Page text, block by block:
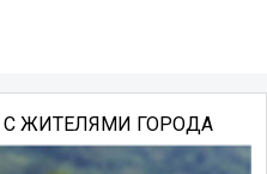
ЖИТЕЛЯМИ ГОРОДА